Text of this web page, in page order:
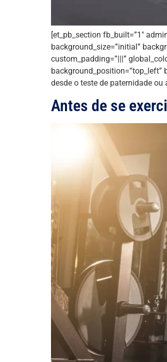
[et_pb_section fb_built=”1″
background_size=”initial”
custom_padding=”|||”
background_position=”top_left”
desde o teste de paternidade
Antes de se